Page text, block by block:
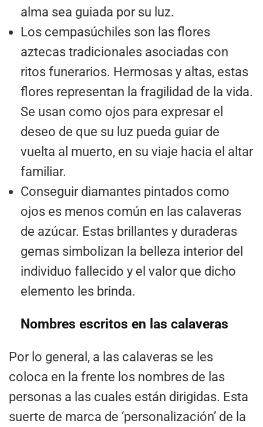
alma sea guiada por su luz.
Los cempasúchiles son las flores
aztecas tradicionales asociadas con
ritos funerarios. Hermosas y altas, estas
flores representan la fragilidad de la vida.
Se usan como ojos para expresar el
deseo de que su luz pueda guiar de
vuelta al muerto, en su viaje hacia el altar
familiar.
Conseguir diamantes pintados como
ojos es menos común en las calaveras
de azúcar. Estas brillantes y duraderas
gemas simbolizan la belleza interior del
individuo fallecido y el valor que dicho
elemento les brinda.
Nombres escritos en las calaveras
Por lo general, a las calaveras se les
coloca en la frente los nombres de las
personas a las cuales están dirigidas. Esta
suerte de marca de ‘personalización’ de la